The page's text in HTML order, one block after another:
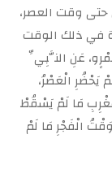
وقت العصر،
في ذلك الوقت
عَنِ النَّبِيِّ
الْعَصْرُ،
مَا لَمْ يَسْقُطْ
الْفَجْرِ مَا لَمْ